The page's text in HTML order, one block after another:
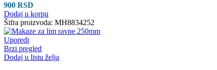
900 RSD
Dodaj u korpu
Šifra proizvoda: MH8834252
Uporedi
Brzi pregled
Dodaj u listu želja